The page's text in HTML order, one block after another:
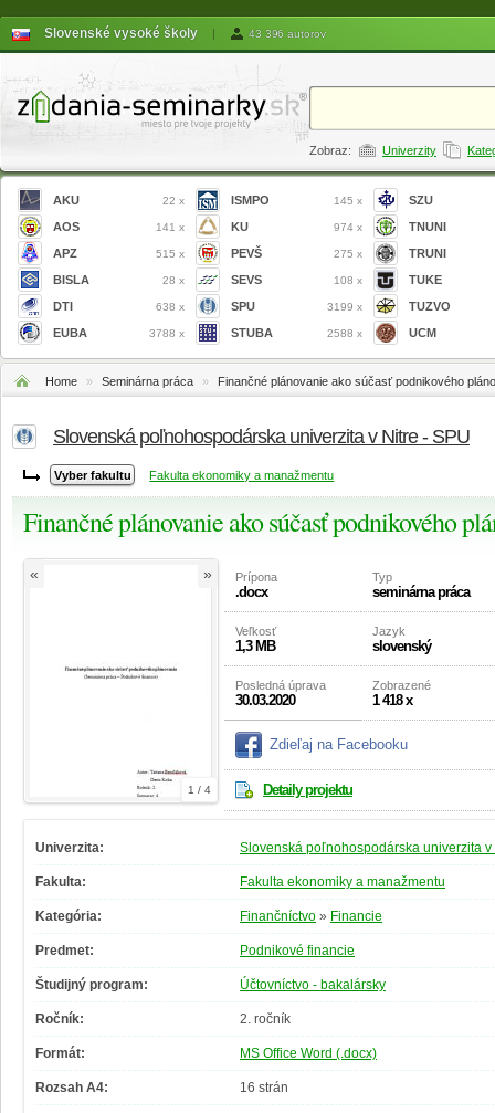
Slovenské vysoké školy | 43 396 autorov
Zobraz: Univerzity
AKU 22 x
AOS 141 x
APZ 515 x
BISLA 28 x
DTI 638 x
EUBA 3788 x
ISMPO 145 x
KU 974 x
PEVŠ 275 x
SEVS 108 x
SPU 3199 x
STUBA 2588 x
SZU
TNUNI
TRUNI
TUKE
TUZVO
UCM
Home » Seminárna práca » Finančné plánovanie ako súčasť podnikového
Slovenská poľnohospodárska univerzita v Nitre - SPU
Fakulta ekonomiky a manažmentu
Finančné plánovanie ako súčasť podnikového
1 / 4
« » Prípona
.docx
Typ
seminárna práca
Veľkosť
1,3 MB
Jazyk
slovenský
Posledná úprava
30.03.2020
Zobrazené
1 418 x
Zdieľaj na Facebooku
Detaily projektu
Univerzita: Slovenská poľnohospodárska univerzita v
Fakulta: Fakulta ekonomiky a manažmentu
Kategória: Finančníctvo » Financie
Predmet: Podnikové financie
Študijný program: Účtovníctvo - bakalársky
Ročník: 2. ročník
Formát: MS Office Word (.docx)
Rozsah A4: 16 strán